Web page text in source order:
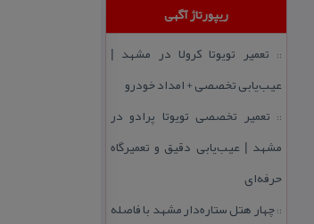
ریپورتاژ آگهی
:: تعمیر تویوتا كرولا در مشهد |
عیب‌یابی تخصصی + امداد خودرو
:: تعمیر تخصصی تویوتا پرادو در
مشهد | عیب‌یابی دقیق و تعمیرگاه
حرفه‌ای
::چهار هتل‌ ستاره‌دار مشهد با فاصله